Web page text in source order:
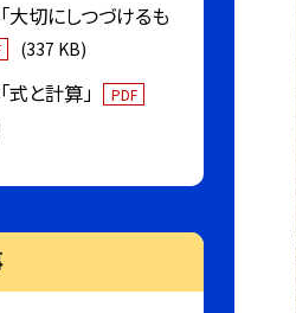
大切にしつづけるも
(337 KB)
式と計算」 PDF